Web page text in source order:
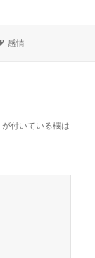
タ
感情
が付いている欄は